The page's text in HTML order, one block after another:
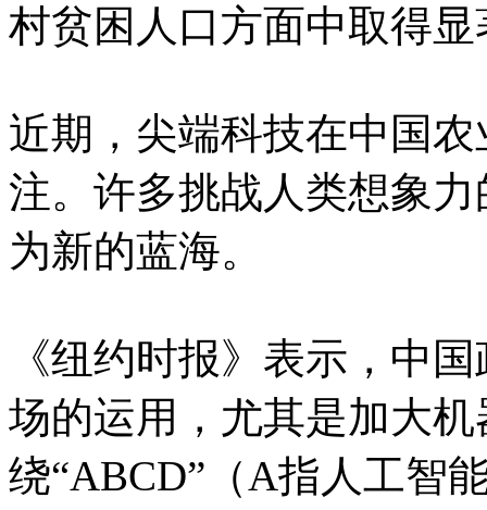
村贫困人口方面中取得
近期，尖端科技在中国
注。许多挑战人类想象
为新的蓝海。
《纽约时报》表示，中
场的运用，尤其是加大
绕“ABCD”（A指人工智